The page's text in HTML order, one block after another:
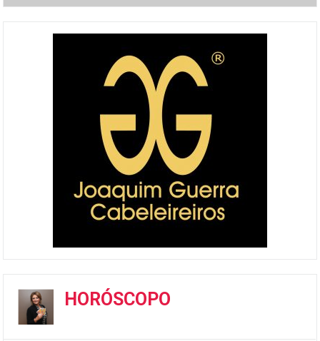
HORÓSCOPO